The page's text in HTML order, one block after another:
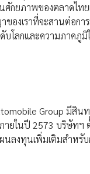
ศักยภาพของตลาดไ
งเราที่จะสานต่อการ
โลกและความภาคภูมิ
Group มีสิ
ยในปี 2573 บริษัทฯ
ลงทุนเพิ่มเติมสำหรั